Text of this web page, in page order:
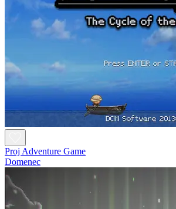
Proj Adventure Game
Domenec